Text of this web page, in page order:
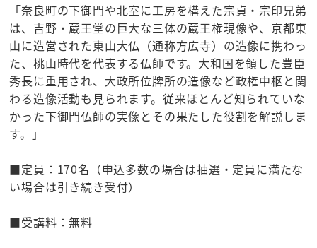
「奈良町の下御門や北室に工房を構えた宗貞・宗印兄弟
は、吉野・蔵王堂の巨大な三体の蔵王権現像や、京都東
山に造営された東山大仏（通称方広寺）の造像に携わっ
た、桃山時代を代表する仏師です。大和国を領した豊臣
秀長に重用され、大政所位牌所の造像など政権中枢と関
わる造像活動も見られます。従来ほとんど知られていな
かった下御門仏師の実像とその果たした役割を解説しま
す。」
■定員：170名（申込多数の場合は抽選・定員に満たな
い場合は引き続き受付）
■受講料：無料